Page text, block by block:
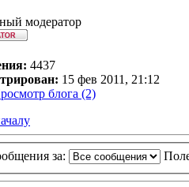
модератор
4437
15 фев 2011, 21:12
блога (2)
за: